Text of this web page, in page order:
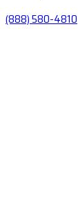
(888) 580-4810